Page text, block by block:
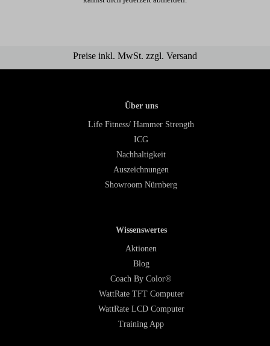
Preise inkl. MwSt. zzgl. Versand
Über uns
Life Fitness/ Hammer Strength
ICG
Nachhaltigkeit
Auszeichnungen
Showroom Nürnberg
Wissenswertes
Aktionen
Blog
Coach By Color®
WattRate TFT Computer
WattRate LCD Computer
Training App